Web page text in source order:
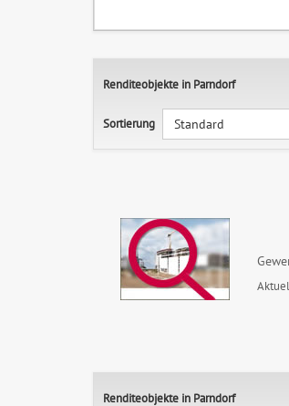
Renditeobjekte in Parndorf
Sortierung Standard
Renditeobjekte in Parndorf